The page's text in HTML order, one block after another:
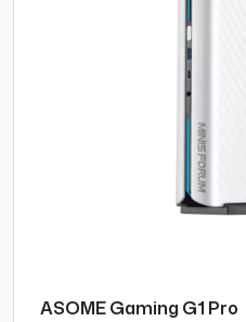
ASOME Gaming G1 Pro